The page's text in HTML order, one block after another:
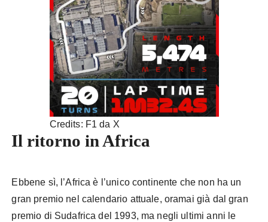
Credits: F1 da X
Il ritorno in Africa
Ebbene sì, l’Africa è l’unico continente che non ha un
gran premio nel calendario attuale, oramai già dal gran
premio di Sudafrica del 1993, ma negli ultimi anni le